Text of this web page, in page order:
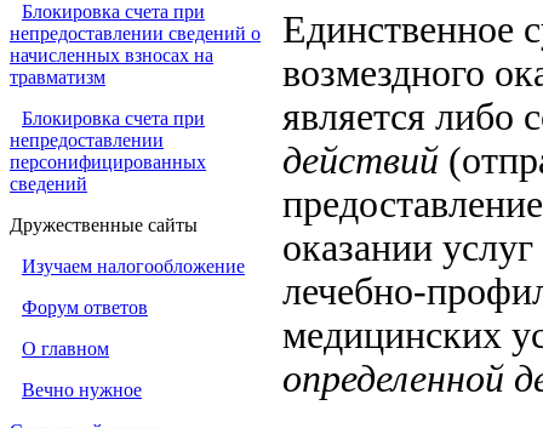
Блокировка счета при
непредоставлении сведений о
начисленных взносах на
травматизм
Блокировка счета при
непредоставлении
персонифицированных
сведений
Дружественные сайты
Изучаем налогообложение
Форум ответов
О главном
Вечно нужное
Единственное
возмездного
является либо
действий
оказании
лечебно-
медицинских
определенной